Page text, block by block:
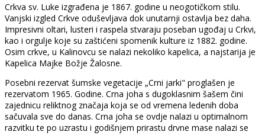
Crkva sv. Luke izgrađena je 1867. godine u neogotičkom stilu.
Vanjski izgled Crkve oduševljava dok unutarnji ostavlja bez daha.
Impresivni oltari, lusteri i raspela stvaraju poseban ugođaj u Crkvi,
kao i orgulje koje su zaštićeni spomenik kulture iz 1882. godine.
Osim crkve, u Kalinovcu se nalazi nekoliko kapelica, a najstarija je
Kapelica Majke Božje Žalosne.
Posebni rezervat šumske vegetacije „Crni jarki" proglašen je
rezervatom 1965. Godine. Crna joha s dugoklasnim šašem čini
zajednicu reliktnog značaja koja se od vremena ledenih doba
sačuvala sve do danas. Crna joha se ovdje nalazi u optimalnom
razvitku te po uzrastu i godišnjem prirastu drvne mase nalazi se